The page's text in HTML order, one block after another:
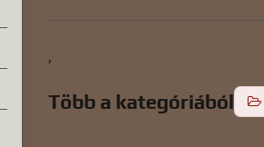
,
Több a kategóriából